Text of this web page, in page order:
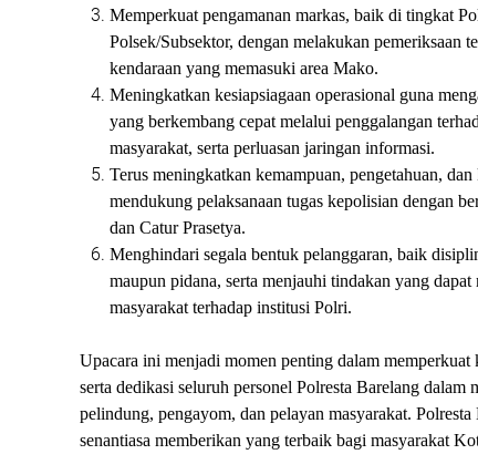
Memperkuat pengamanan markas, baik di tingkat
Polsek/Subsektor, dengan melakukan pemeriksaan
kendaraan yang memasuki area Mako.
Meningkatkan kesiapsiagaan operasional guna
yang berkembang cepat melalui penggalangan
masyarakat, serta perluasan jaringan informasi.
Terus meningkatkan kemampuan, pengetahuan,
mendukung pelaksanaan tugas kepolisian dengan
dan Catur Prasetya.
Menghindari segala bentuk pelanggaran, baik
maupun pidana, serta menjauhi tindakan yang
masyarakat terhadap institusi Polri.
Upacara ini menjadi momen penting dalam
serta dedikasi seluruh personel Polresta Barelang dalam
pelindung, pengayom, dan pelayan masyarakat.
senantiasa memberikan yang terbaik bagi masyarakat